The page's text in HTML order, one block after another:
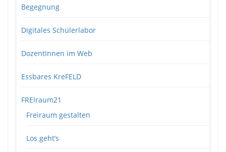
Begegnung
Digitales Schülerlabor
DozentInnen im Web
Essbares KreFELD
FREIraum21
Freiraum gestalten
Los geht’s